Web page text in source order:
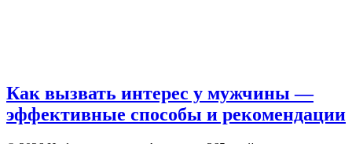
Как вызвать интерес у мужчины —
эффективные способы и рекомендации